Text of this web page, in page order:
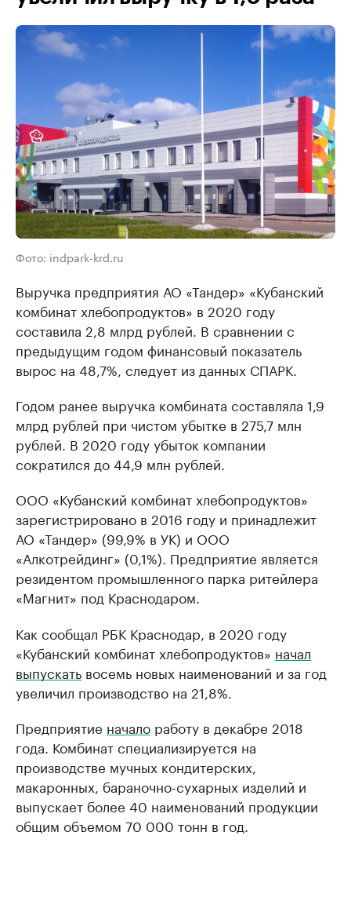
Фото: indpark-krd.ru
Выручка предприятия АО «Тандер» «Кубанский
комбинат хлебопродуктов» в 2020 году
составила 2,8 млрд рублей. В сравнении с
предыдущим годом финансовый показатель
вырос на 48,7%, следует из данных СПАРК.
Годом ранее выручка комбината составляла 1,9
млрд рублей при чистом убытке в 275,7 млн
рублей. В 2020 году убыток компании
сократился до 44,9 млн рублей.
ООО «Кубанский комбинат хлебопродуктов»
зарегистрировано в 2016 году и принадлежит
АО «Тандер» (99,9% в УК) и ООО
«Алкотрейдинг» (0,1%). Предприятие является
резидентом промышленного парка ритейлера
«Магнит» под Краснодаром.
Как сообщал РБК Краснодар, в 2020 году
«Кубанский комбинат хлебопродуктов» начал
выпускать восемь новых наименований и за год
увеличил производство на 21,8%.
Предприятие начало работу в декабре 2018
года. Комбинат специализируется на
производстве мучных кондитерских,
макаронных, бараночно-сухарных изделий и
выпускает более 40 наименований продукции
общим объемом 70 000 тонн в год.